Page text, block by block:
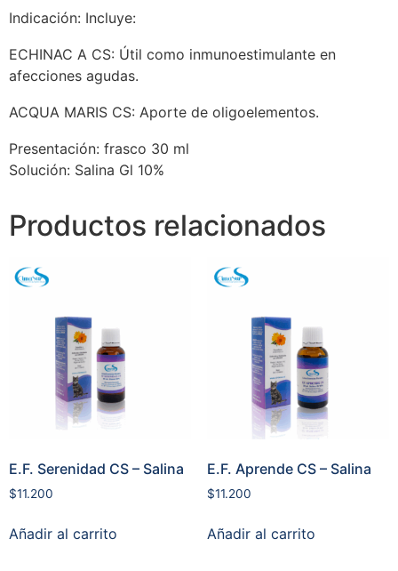
Indicación: Incluye:
ECHINAC A CS: Útil como inmunoestimulante en
afecciones agudas.
ACQUA MARIS CS: Aporte de oligoelementos.
Presentación: frasco 30 ml
Solución: Salina Gl 10%
Productos relacionados
E.F. Serenidad CS – Salina
$11.200
Añadir al carrito
E.F. Aprende CS – Salina
$11.200
Añadir al carrito